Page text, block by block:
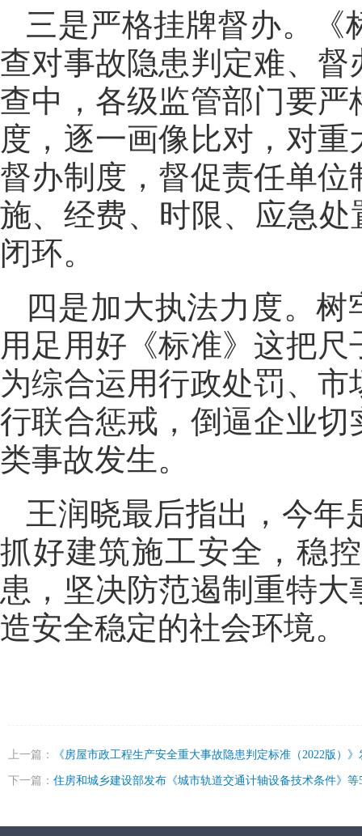
三是严格挂牌督办。《
查对事故隐患判定难、
查中，各级监管部门要
度，逐一画像比对，对
督办制度，督促责任单
施、经费、时限、应急
闭环。
四是加大执法力度。树
用足用好《标准》这把
为综合运用行政处罚、
行联合惩戒，倒逼企业
类事故发生。
王润晓最后指出，今年
抓好建筑施工安全，稳
患，坚决防范遏制重特
造安全稳定的社会环境。
上一篇： 《房屋市政工程生产安全重大事故隐患判定标准（2022版）》
下一篇： 住房和城乡建设部发布《城市轨道交通计轴设备技术条件》等